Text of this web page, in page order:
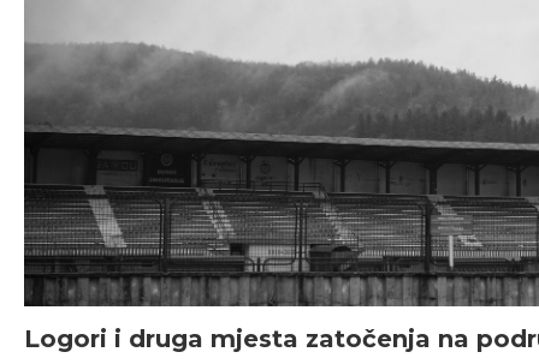
Logori i druga mjesta zatočenja na